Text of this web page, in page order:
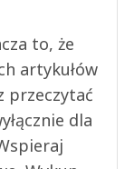
to, że
artykułów
przeczytać
dla